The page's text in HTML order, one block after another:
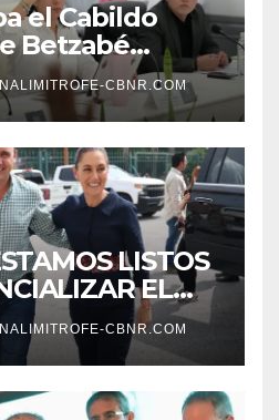
el Cabildo
Betzabé
su primer
20 de agosto a
CBNR.COM
LISTOS
EL
MANOLO
CBNR.COM